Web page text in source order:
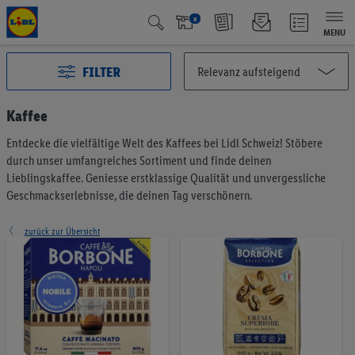
x
MENU
Kaffee
Entdecke die vielfältige Welt des Kaffees bei Lidl Schweiz! Stöbere
durch unser umfangreiches Sortiment und finde deinen
Lieblingskaffee. Geniesse erstklassige Qualität und unvergessliche
Geschmackserlebnisse, die deinen Tag verschönern.
zurück zur Übersicht
FILTER
Alle Kategorien 2993
Aktuelle Aktionen 127
Qualité Suisse 438
Testsieger 65
Vegan & Vegetarisch 6
Früchte & Gemüse
196
Brot & Backwaren 191
Müesli & Brotaufstrich 57
Kaffee & Tee 75
Kaffee
41